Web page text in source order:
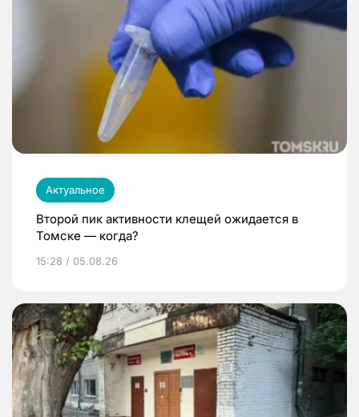
Актуальное
Второй пик активности клещей ожидается в
Томске — когда?
15:28 / 05.08.26